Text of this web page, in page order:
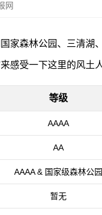
网
家森林公园、三清湖
感受一下这里的风土人
等级
AAAA
AA
AAAA & 国家级森林公园
暂无